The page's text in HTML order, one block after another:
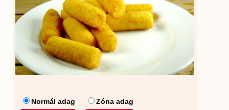
Normál adag Zóna adag